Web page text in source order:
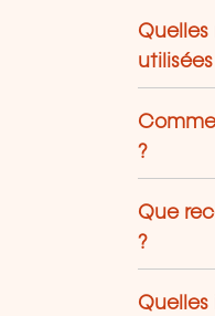
utilisées
?
Que
?